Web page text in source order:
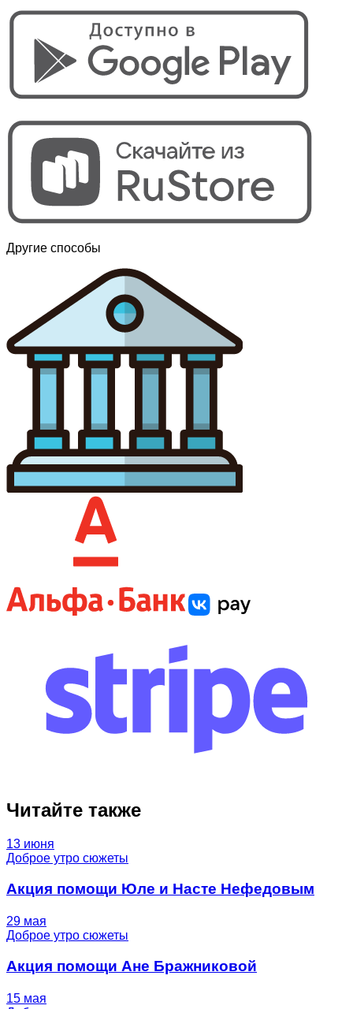
Другие способы
Читайте также
13 июня
Доброе утро сюжеты
Акция помощи Юле и Насте Нефедовым
29 мая
Доброе утро сюжеты
Акция помощи Ане Бражниковой
15 мая